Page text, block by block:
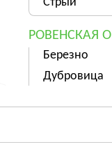
Стрый
РОВЕНСКАЯ
Березно
Дубровица